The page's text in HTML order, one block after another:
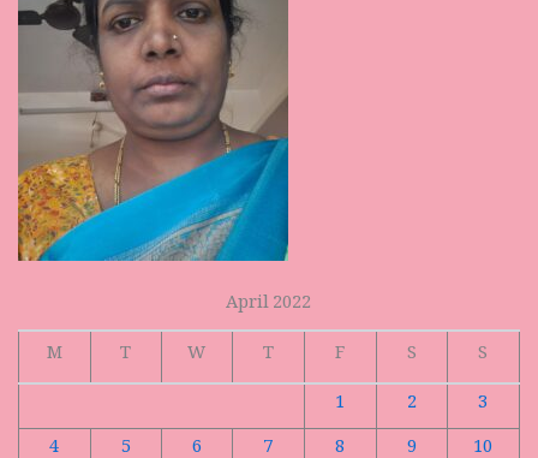
April 2022
M
T W T F S
S
1
2
3
4
5 6 7 8 9
10